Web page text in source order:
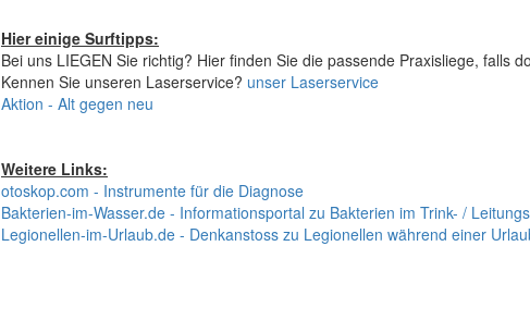
Hier einige Surftipps:
Bei uns LIEGEN Sie richtig? Hier finden Sie die passende Praxisliege, falls
Kennen Sie unseren Laserservice? unser Laserservice
Aktion - Alt gegen neu
Weitere Links:
otoskop.com - Instrumente für die Diagnose
Bakterien-im-Wasser.de - Informationsportal zu Bakterien im Trink- /
Legionellen-im-Urlaub.de - Denkanstoss zu Legionellen während einer